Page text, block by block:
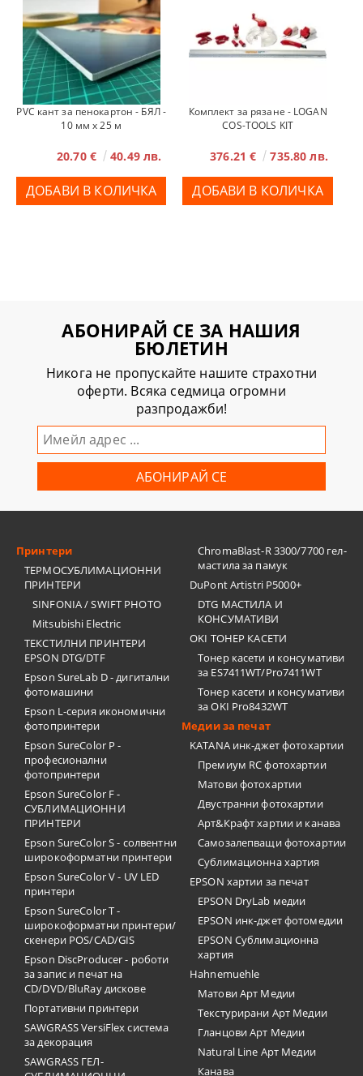
PVC кант за пенокартон - БЯЛ -
10 мм x 25 м
20.70 € 40.49 лв.
Комплект за рязане - LOGAN
COS-TOOLS KIT
376.21 € 735.80 лв.
АБОНИРАЙ СЕ ЗА НАШИЯ
БЮЛЕТИН
Никога не пропускайте нашите страхотни
оферти. Всяка седмица огромни
разпродажби!
Принтери
ТЕРМОСУБЛИМАЦИОННИ
ПРИНТЕРИ
SINFONIA / SWIFT PHOTO
Mitsubishi Electric
ТЕКСТИЛНИ ПРИНТЕРИ
EPSON DTG/DTF
Epson SureLab D - дигитални
фотомашини
Epson L-серия икономични
фотопринтери
Epson SureColor P -
професионални
фотопринтери
Epson SureColor F -
СУБЛИМАЦИОННИ
ПРИНТЕРИ
Epson SureColor S - солвентни
широкоформатни принтери
Epson SureColor V - UV LED
принтери
Epson SureColor T -
широкоформатни принтери/
скенери POS/CAD/GIS
Epson DiscProducer - роботи
за запис и печат на
CD/DVD/BluRay дискове
Портативни принтери
SAWGRASS VersiFlex система
за декорация
SAWGRASS ГЕЛ-
ChromaBlast-R 3300/7700 гел-
мастила за памук
DuPont Artistri P5000+
DTG МАСТИЛА И
КОНСУМАТИВИ
OKI ТОНЕР КАСЕТИ
Тонер касети и консумативи
за ES7411WT/Pro7411WT
Тонер касети и консумативи
за OKI Pro8432WT
Медии за печат
KATANA инк-джет фотохартии
Премиум RC фотохартии
Матови фотохартии
Двустранни фотохартии
Арт&Крафт хартии и канава
Самозалепващи фотохартии
Сублимационна хартия
EPSON хартии за печат
EPSON DryLab медии
EPSON инк-джет фотомедии
EPSON Сублимационна
хартия
Hahnemuehle
Матови Арт Медии
Текстурирани Арт Медии
Гланцови Арт Медии
Natural Line Арт Медии
Канава